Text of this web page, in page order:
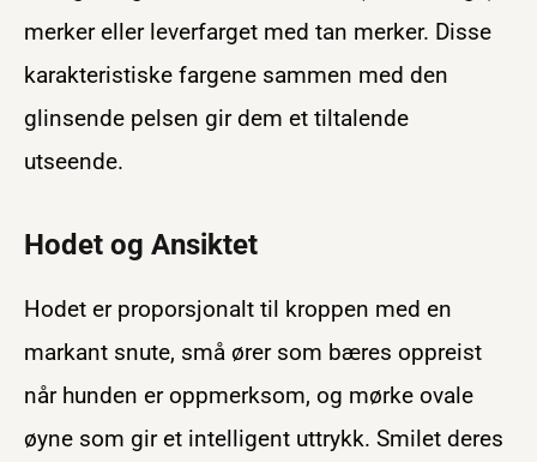
merker eller leverfarget med tan merker. Disse
karakteristiske fargene sammen med den
glinsende pelsen gir dem et tiltalende
utseende.
Hodet og Ansiktet
Hodet er proporsjonalt til kroppen med en
markant snute, små ører som bæres oppreist
når hunden er oppmerksom, og mørke ovale
øyne som gir et intelligent uttrykk. Smilet deres